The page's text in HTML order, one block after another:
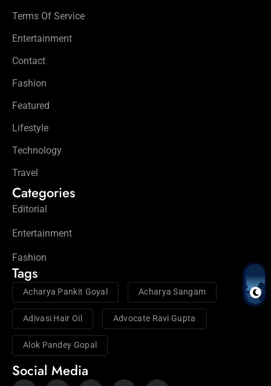
Terms Of Service
Entertainment
Contact
Fashion
Featured
Lifestyle
Technology
Travel
Categories
Editorial
Entertainment
Fashion
Tags
Acharya Pankit Goyal Acharya Sangam
Adivasi Hair Oil Advocate Ravi Gupta
Alok Pandey Gopal
Social Media